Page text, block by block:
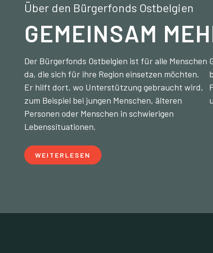
Über den Bürgerfonds Ostbelgien
GEMEINSAM
Der Bürgerfonds Ostbelgien ist für alle Menschen
da, die sich für ihre Region einsetzen möchten.
Er hilft dort, wo Unterstützung gebraucht wird,
zum Beispiel bei jungen Menschen, älteren
Personen oder Menschen in schwierigen
Lebenssituationen.
WEITERLESEN